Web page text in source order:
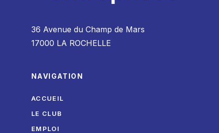
36 Avenue du Champ de Mars
17000 LA ROCHELLE
NAVIGATION
ACCUEIL
LE CLUB
EMPLOI